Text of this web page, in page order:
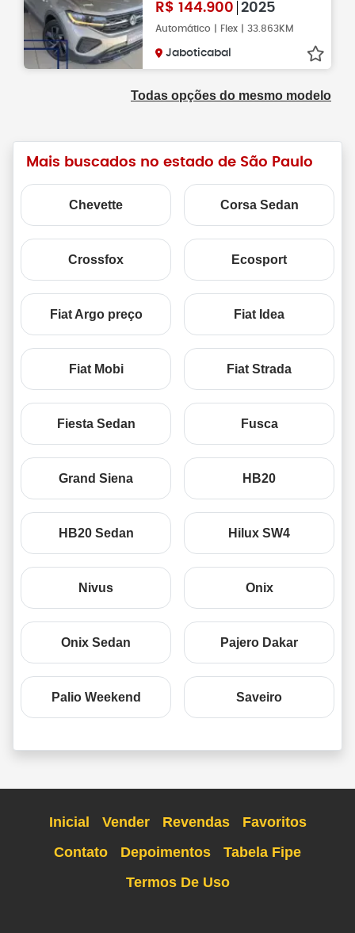
R$ 144.900 2025
Automático | Flex | 33.863KM
Jaboticabal
Todas opções do mesmo modelo
Mais buscados no estado de São Paulo
Chevette Corsa Sedan
Crossfox Ecosport
Fiat Argo preço Fiat Idea
Fiat Mobi Fiat Strada
Fiesta Sedan Fusca
Grand Siena HB20
HB20 Sedan Hilux SW4
Nivus Onix
Onix Sedan Pajero Dakar
Palio Weekend Saveiro
Inicial Vender Revendas
Favoritos
Contato
Depoimentos
Tabela Fipe
Termos De Uso